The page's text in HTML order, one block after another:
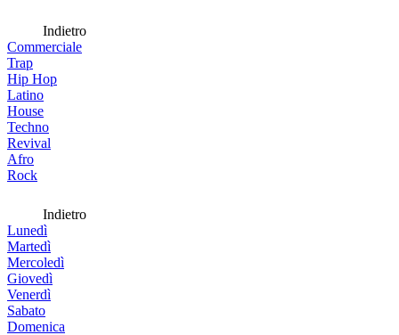
Indietro
Commerciale
Trap
Hip Hop
Latino
House
Techno
Revival
Afro
Rock
Indietro
Lunedì
Martedì
Mercoledì
Giovedì
Venerdì
Sabato
Domenica